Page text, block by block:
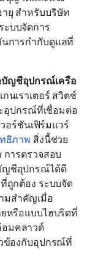
ยุ สำหรับบริษัท
บบจัดการ
การกำกับดูแลที่
บัญชีอุปกรณ์เครือ
นเราเตอร์ สวิตช์
อุปกรณ์ที่เชื่อมต่อ
อร์ชันเฟิร์มแวร์
ธิภาพ สิ่งนี้ช่วย
ารตรวจสอบ
ญชีอุปกรณ์ได้ดี
ถูกต้อง ระบบจัด
มสำคัญเมื่อ
หรือแบบไฮบริดที่
มคลาวด์
ข้องกับอุปกรณ์ที่